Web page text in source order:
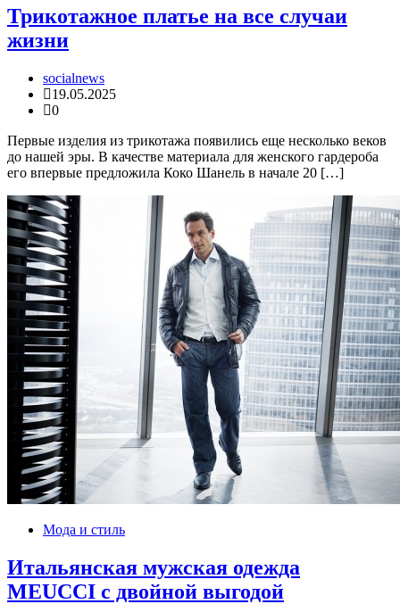
Трикотажное платье на все случаи
жизни
socialnews
19.05.2025
0
Первые изделия из трикотажа появились еще несколько веков
до нашей эры. В качестве материала для женского гардероба
его впервые предложила Коко Шанель в начале 20 […]
Мода и стиль
Итальянская мужская одежда
MEUCCI с двойной выгодой